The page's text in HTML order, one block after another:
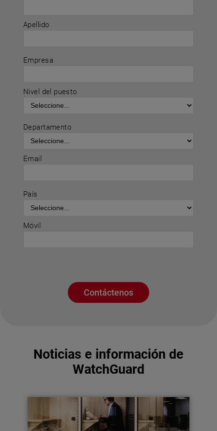
Apellido
Empresa
Nivel del puesto
Departamento
Email
País
Móvil
Contáctenos
Noticias e información de
WatchGuard